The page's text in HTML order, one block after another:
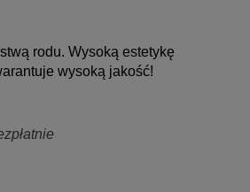
rodu. Wysoką estetykę
wysoką jakość!